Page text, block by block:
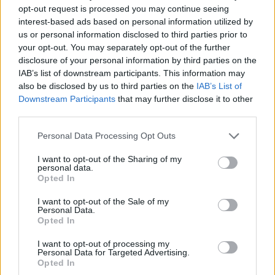
opt-out request is processed you may continue seeing
interest-based ads based on personal information utilized by
us or personal information disclosed to third parties prior to
your opt-out. You may separately opt-out of the further
disclosure of your personal information by third parties on the
IAB’s list of downstream participants. This information may
also be disclosed by us to third parties on the IAB’s List of
Downstream Participants that may further disclose it to other
Personal Data Processing Opt Outs
I want to opt-out of the Sharing of my
personal data.
Opted In
I want to opt-out of the Sale of my
Personal Data.
Opted In
I want to opt-out of processing my
Personal Data for Targeted Advertising.
Opted In
«Θα δείξει μια πλευρά της που δεν έχει φανεί
Νέα σειρά για τη Μελάνια Τραμπ μετά το
«Melania»
08/08/2026
Σούπερ μάρκετ: Έρχονται νέες μειώσεις τιμών
και 7% για έως 1.100 κωδικούς προϊόντων»
08/08/2026
επιχείρημα για την έκθεση του ΟΟΣΑ – Αξίζουμε
08/08/2026
Ποιοι γιορτάζουν σήμερα, 8 Αυγούστου
08/08/2026
Στις 2 Σεπτεμβρίου η παρουσίαση του οικονομικού
08/08/2026
Μία ομάδα έμπειρων δημοσιογράφων δημιούργησαν πριν μερικά χρόνια το
dailypost.gr, με στόχο την αντικειμενική ενημέρωση και την ανάλυση πίσω από